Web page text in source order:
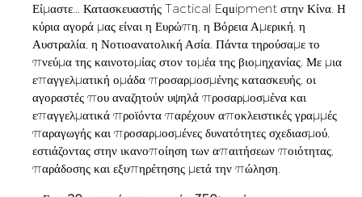
Είμαστε... Κατασκευαστής Tactical Equipment στην Κίνα. Η
κύρια αγορά μας είναι η Ευρώπη, η Βόρεια Αμερική, η
Αυστραλία, η Νοτιοανατολική Ασία. Πάντα τηρούσαμε το
πνεύμα της καινοτομίας στον τομέα της βιομηχανίας. Με μια
επαγγελματική ομάδα προσαρμοσμένης κατασκευής, οι
αγοραστές που αναζητούν υψηλά προσαρμοσμένα και
επαγγελματικά προϊόντα παρέχουν αποκλειστικές γραμμές
παραγωγής και προσαρμοσμένες δυνατότητες σχεδιασμού,
εστιάζοντας στην ικανοποίηση των απαιτήσεων ποιότητας,
παράδοσης και εξυπηρέτησης μετά την πώληση.